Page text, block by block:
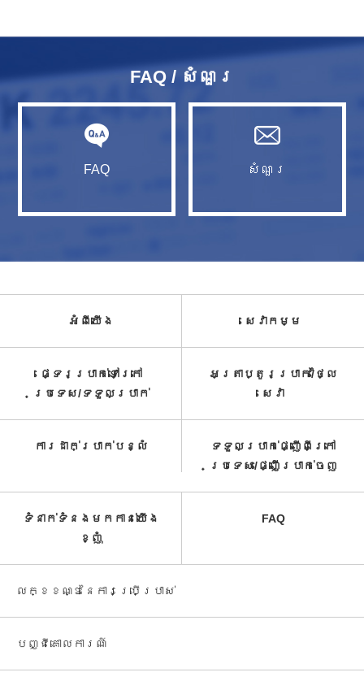
FAQ / សំណួរ​
FAQ សំណួរ​
អំពី​យើង សេវាកម្ម​
ផ្ទេរប្រាក់ទៅក្រៅ
ប្រទេស/ទទួល​ប្រាក់​
អត្រាប្តូរប្រាក់/ថ្លៃ
សេវា​
ការដាក់ប្រាក់បន្លំ
ទទួលប្រាក់ផ្ញើពីក្រៅ
ប្រទេស/ផ្ញើប្រាក់ចេញ
ទំនាក់ទំនងមកកាន់យើង
ខ្ញុំ
FAQ
លក្ខខណ្ឌនៃការប្រើប្រាស់
បញ្ជី​គោលការណ៍